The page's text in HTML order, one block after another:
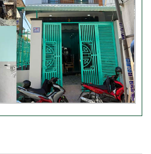
nhà trọn gói
VIDEO đánh giá của khách
hàng xây nhà trọn gói tại TP
Thủ Đức